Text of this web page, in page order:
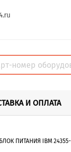
И ОПЛАТА
ПИТАНИЯ IBM 24355-